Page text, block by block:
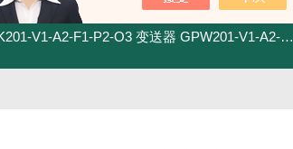
V1-A2-F1-P2-O3 变送器 GPW201-V1-A2-F1-P2-O3 变送器